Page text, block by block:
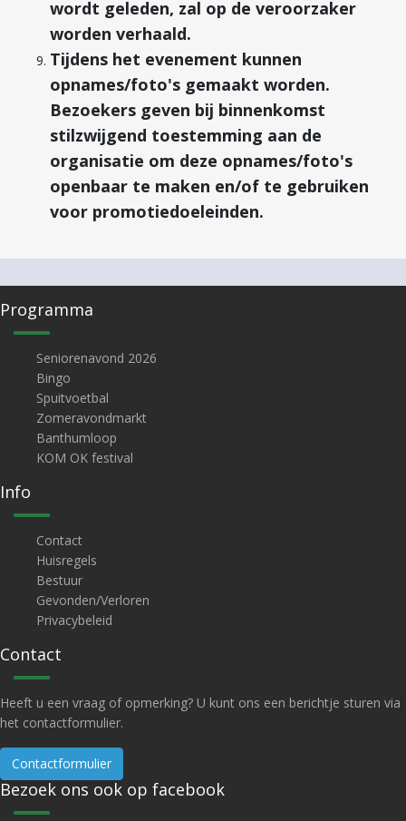
wordt geleden, zal op de veroorzaker
worden verhaald.
Tijdens het evenement kunnen
opnames/foto's gemaakt worden.
Bezoekers geven bij binnenkomst
stilzwijgend toestemming aan de
organisatie om deze opnames/foto's
openbaar te maken en/of te gebruiken
voor promotiedoeleinden.
Programma
Seniorenavond 2026
Bingo
Spuitvoetbal
Zomeravondmarkt
Banthumloop
KOM OK festival
Info
Contact
Huisregels
Bestuur
Gevonden/Verloren
Privacybeleid
Contact
Heeft u een vraag of opmerking? U kunt ons een berichtje sturen via
het contactformulier.
Contactformulier
Bezoek ons ook op facebook